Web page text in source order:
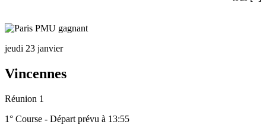
jeudi 23 janvier
Vincennes
Réunion 1
1° Course - Départ prévu à 13:55